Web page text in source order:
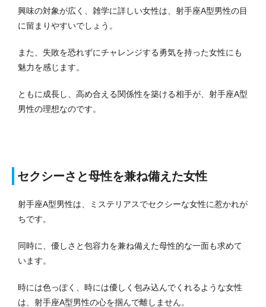
興味の対象が広く、雑学に詳しい女性は、射手座A型男性の目
に留まりやすいでしょう。
また、失敗を恐れずにチャレンジする勇気を持った女性にも
魅力を感じます。
ともに成長し、高め合える関係性を築ける相手が、射手座A型
男性の理想なのです。
セクシーさと母性を兼ね備えた女性
射手座A型男性は、ミステリアスでセクシーな女性に惹かれが
ちです。
同時に、優しさと包容力を兼ね備えた母性的な一面も求めて
います。
時には色っぽく、時には優しく包み込んでくれるような女性
は、射手座A型男性の心を掴んで離しません。